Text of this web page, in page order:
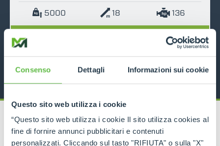
Consenso Dettagli Informazioni sui cookie
Questo sito web utilizza i cookie
“Questo sito web utilizza i cookie Il sito utilizza cookies al
fine di fornire annunci pubblicitari e contenuti
personalizzati. Cliccando sul tasto "RIFIUTA" o sulla "X"
5000 18 136
SCHEDA TECNICA